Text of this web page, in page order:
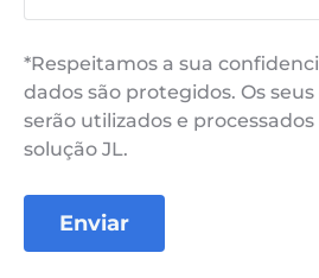
*Respeitamos a sua
dados são protegidos. Os
serão utilizados e
solução JL.
Enviar